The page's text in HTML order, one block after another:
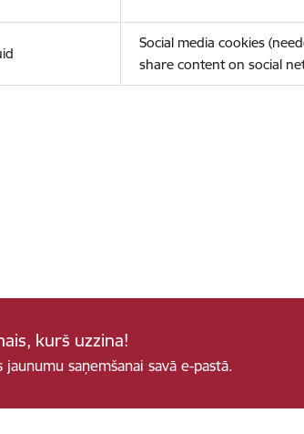
Social media cookies
share content on social
kurš uzzina!
jaunumu saņemšanai savā e-pastā.